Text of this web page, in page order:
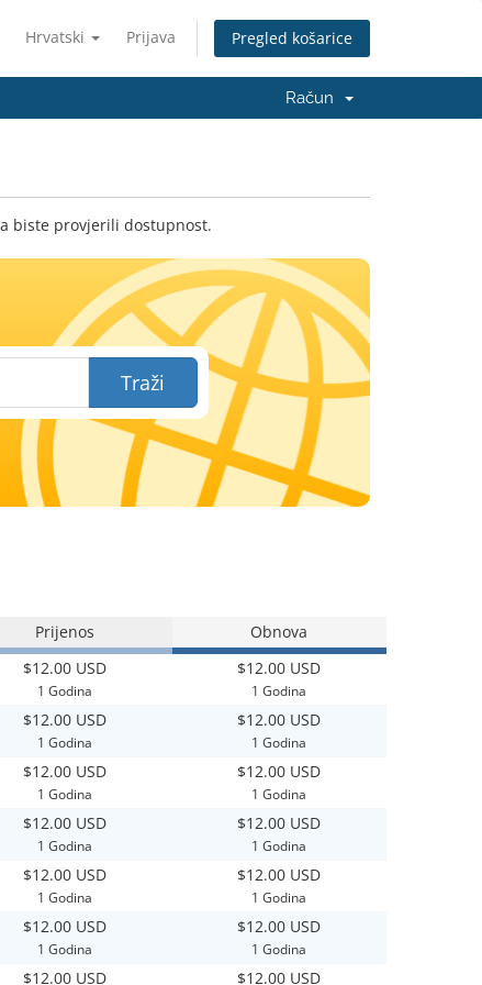
Hrvatski Prijava Pregled košarice
Račun
biste provjerili dostupnost.
Traži
Prijenos Obnova
$12.00 USD
1 Godina
$12.00 USD
1 Godina
$12.00 USD
1 Godina
$12.00 USD
1 Godina
$12.00 USD
1 Godina
$12.00 USD
1 Godina
$12.00 USD
1 Godina
$12.00 USD
1 Godina
$12.00 USD
1 Godina
$12.00 USD
1 Godina
$12.00 USD
1 Godina
$12.00 USD
1 Godina
$12.00 USD $12.00 USD